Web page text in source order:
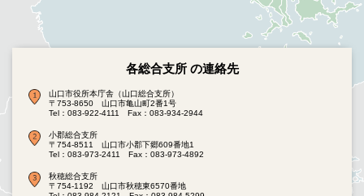
各総合支所 の連絡先
山口市役所本庁舎（山口総合支所）
〒753-8650 山口市亀山町2番1号
Tel：083-922-4111
Fax：083-934-2944
小郡総合支所
〒754-8511 山口市小郡下郷609番地1
Tel：083-973-2411
Fax：083-973-4892
秋穂総合支所
〒754-1192 山口市秋穂東6570番地